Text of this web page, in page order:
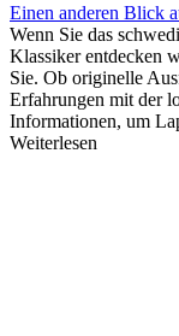
Einen anderen Blick
Wenn Sie das
Klassiker entdecken
Sie. Ob originelle
Erfahrungen mit der
Informationen, um
Weiterlesen